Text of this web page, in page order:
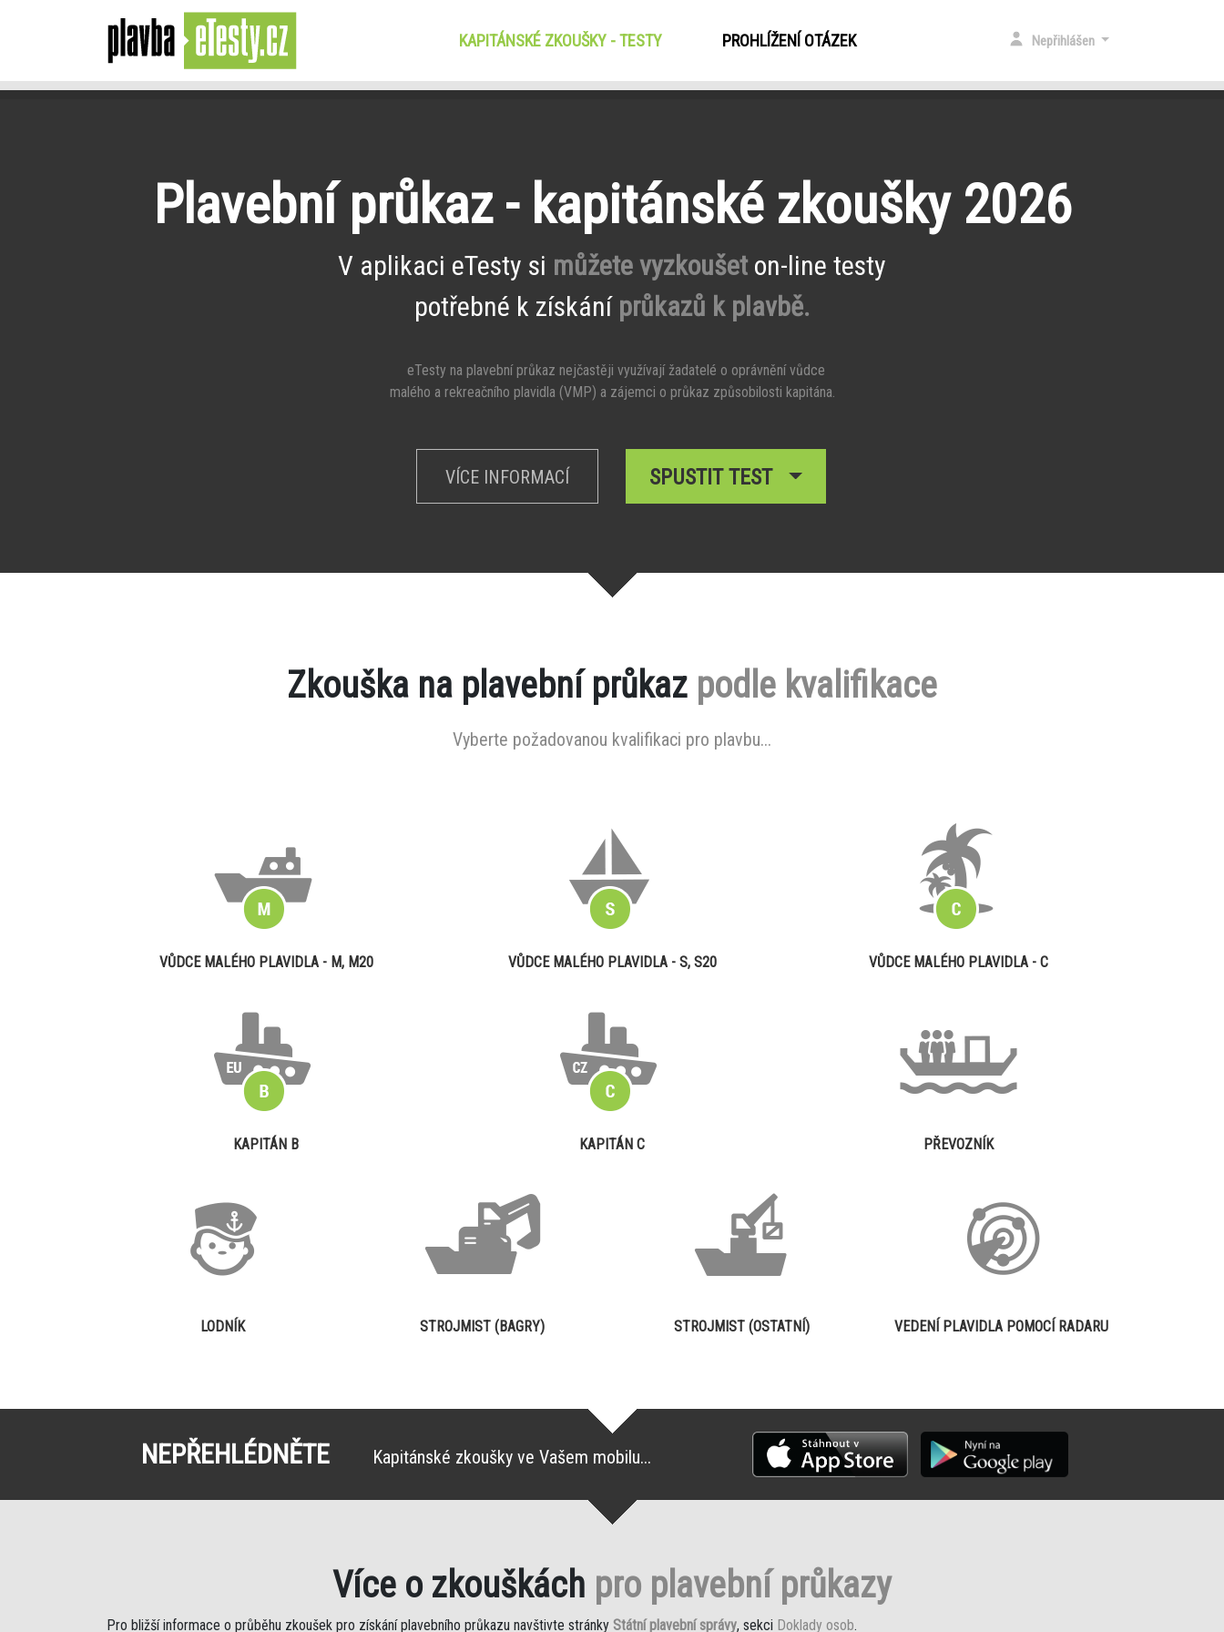
KAPITÁNSKÉ ZKOUŠKY - TESTY(CURRENT)PROHLÍŽENÍ OTÁZEK Nepřihlášen
Plavební průkaz - kapitánské zkoušky 2026
V aplikaci eTesty si můžete vyzkoušet on-line testy
potřebné k získání průkazů k plavbě.
eTesty na plavební průkaz nejčastěji využívají žadatelé o oprávnění vůdce
malého a rekreačního plavidla (VMP) a zájemci o průkaz způsobilosti kapitána.
VÍCE INFORMACÍ SPUSTIT TEST
Zkouška na plavební průkaz podle kvalifikace
Vyberte požadovanou kvalifikaci pro plavbu...
VŮDCE MALÉHO PLAVIDLA - M, M20 VŮDCE MALÉHO PLAVIDLA - S, S20 VŮDCE MALÉHO PLAVIDLA - C
KAPITÁN B KAPITÁN C PŘEVOZNÍK
LODNÍK STROJMIST (BAGRY) STROJMIST (OSTATNÍ) VEDENÍ PLAVIDLA POMOCÍ RADARU
NEPŘEHLÉDNĚTE Kapitánské zkoušky ve Vašem mobilu...
Více o zkouškách pro plavební průkazy
Pro bližší informace o průběhu zkoušek pro získání plavebního průkazu navštivte stránky Státní plavební správy, sekci Doklady osob.